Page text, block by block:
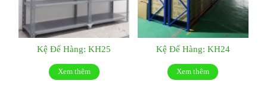
Kệ Để Hàng: KH25
Xem thêm
Kệ Để Hàng: KH24
Xem thêm